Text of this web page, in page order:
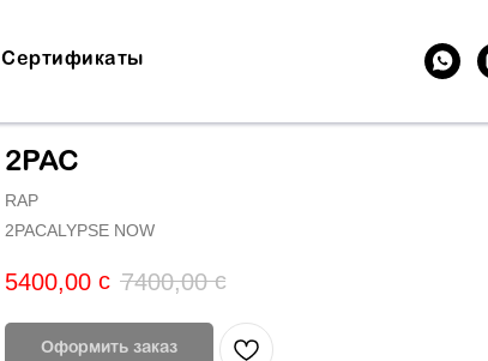
Сертификаты
2PAC
RAP
2PACALYPSE NOW
5400,00 с 7400,00 с
Оформить заказ